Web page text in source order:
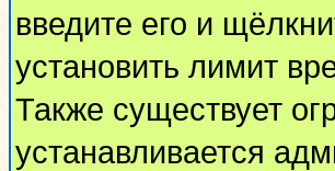
введите его и
установить лимит
Также существует
устанавливается